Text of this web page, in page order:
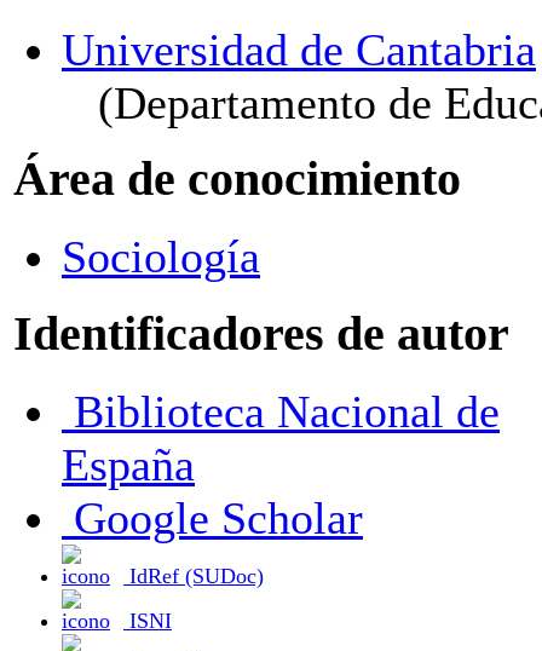
Universidad de Cantabria
(Departamento de
Área de conocimiento
Sociología
Identificadores de autor
España
Google Scholar
IdRef (SUDoc)
ISNI